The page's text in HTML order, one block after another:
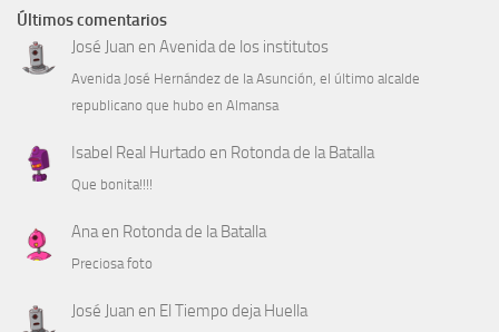
Últimos comentarios
José Juan en Avenida de los institutos
Avenida José Hernández de la Asunción, el último alcalde
republicano que hubo en Almansa
Isabel Real Hurtado en Rotonda de la Batalla
Que bonita!!!!
Anaen Rotonda de la Batalla
Preciosa foto
José Juan en El Tiempo deja Huella